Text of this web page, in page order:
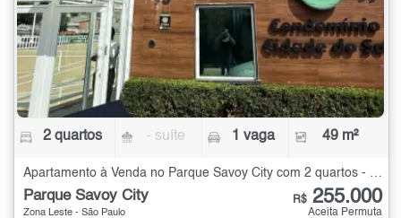
2 quartos - suíte 1 vaga 49 m²
Apartamento à Venda no Parque Savoy City com 2 quartos - 49 m²
Parque Savoy City
Zona Leste - São Paulo
R$ 255.000
Aceita Permuta